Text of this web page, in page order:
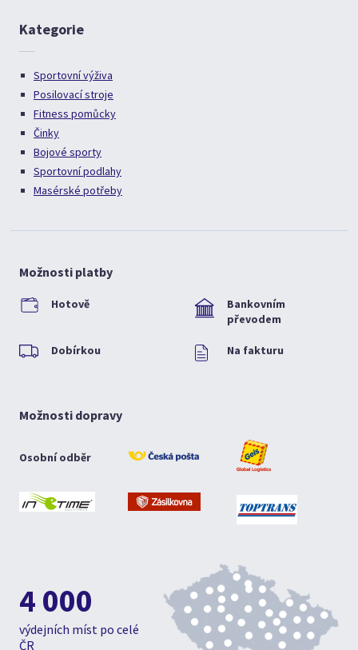
Kategorie
Sportovní výživa
Posilovací stroje
Fitness pomůcky
Činky
Bojové sporty
Sportovní podlahy
Masérské potřeby
Možnosti platby
Hotově
Bankovním
převodem
Dobírkou Na fakturu
Možnosti dopravy
Osobní odběr
4 000
výdejních míst po celé
ČR